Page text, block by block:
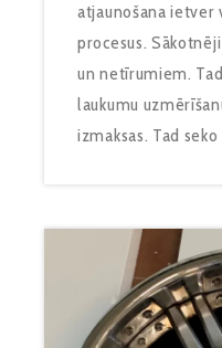
atjaunošana ietver
procesus.
un netīrumiem.
laukumu
izmaksas. Tad